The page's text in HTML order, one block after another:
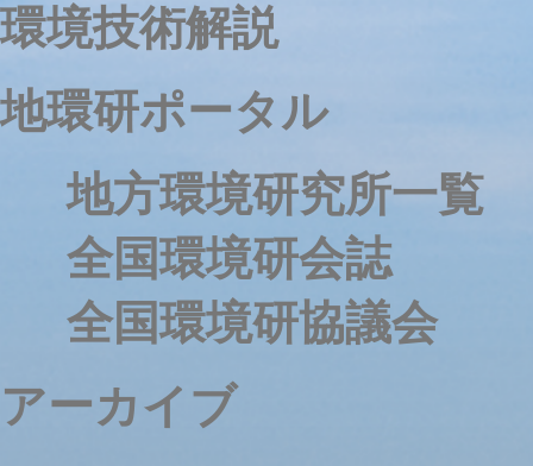
環境技術解説
地環研ポータル
地方環境研究所一覧
全国環境研会誌
全国環境研協議会
アーカイブ